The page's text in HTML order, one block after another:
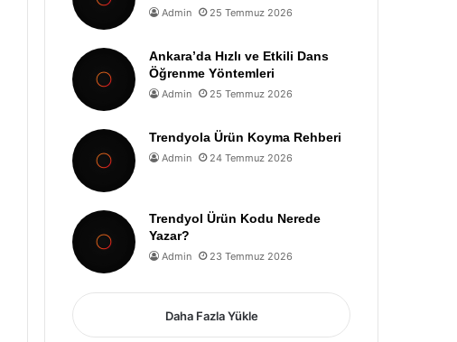
Admin 25 Temmuz 2026
Ankara’da Hızlı ve Etkili Dans
Öğrenme Yöntemleri
Admin 25 Temmuz 2026
Trendyola Ürün Koyma Rehberi
Admin 24 Temmuz 2026
Trendyol Ürün Kodu Nerede
Yazar?
Admin 23 Temmuz 2026
Daha Fazla Yükle